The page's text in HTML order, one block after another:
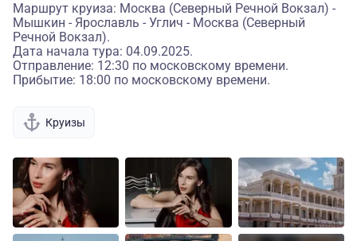
Маршрут круиза: Москва (Северный Речной Вокзал) -
Мышкин - Ярославль - Углич - Москва (Северный
Речной Вокзал).
Дата начала тура: 04.09.2025.
Отправление: 12:30 по московскому времени.
Прибытие: 18:00 по московскому времени.
Круизы